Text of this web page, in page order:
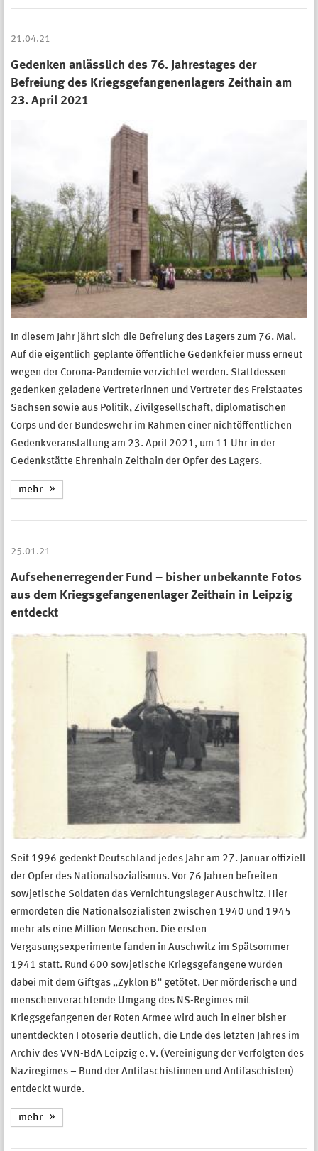
21.04.21
Gedenken anlässlich des 76. Jahrestages der
Befreiung des Kriegsgefangenenlagers Zeithain am
23. April 2021
In diesem Jahr jährt sich die Befreiung des Lagers zum 76. Mal.
Auf die eigentlich geplante öffentliche Gedenkfeier muss erneut
wegen der Corona-Pandemie verzichtet werden. Stattdessen
gedenken geladene Vertreterinnen und Vertreter des Freistaates
Sachsen sowie aus Politik, Zivilgesellschaft, diplomatischen
Corps und der Bundeswehr im Rahmen einer nichtöffentlichen
Gedenkveranstaltung am 23. April 2021, um 11 Uhr in der
Gedenkstätte Ehrenhain Zeithain der Opfer des Lagers.
mehr
25.01.21
Aufsehenerregender Fund – bisher unbekannte Fotos
aus dem Kriegsgefangenenlager Zeithain in Leipzig
entdeckt
Seit 1996 gedenkt Deutschland jedes Jahr am 27. Januar offiziell
der Opfer des Nationalsozialismus. Vor 76 Jahren befreiten
sowjetische Soldaten das Vernichtungslager Auschwitz. Hier
ermordeten die Nationalsozialisten zwischen 1940 und 1945
mehr als eine Million Menschen. Die ersten
Vergasungsexperimente fanden in Auschwitz im Spätsommer
1941 statt. Rund 600 sowjetische Kriegsgefangene wurden
dabei mit dem Giftgas „Zyklon B“ getötet. Der mörderische und
menschenverachtende Umgang des NS-Regimes mit
Kriegsgefangenen der Roten Armee wird auch in einer bisher
unentdeckten Fotoserie deutlich, die Ende des letzten Jahres im
Archiv des VVN-BdA Leipzig e. V. (Vereinigung der Verfolgten des
Naziregimes – Bund der Antifaschistinnen und Antifaschisten)
entdeckt wurde.
mehr